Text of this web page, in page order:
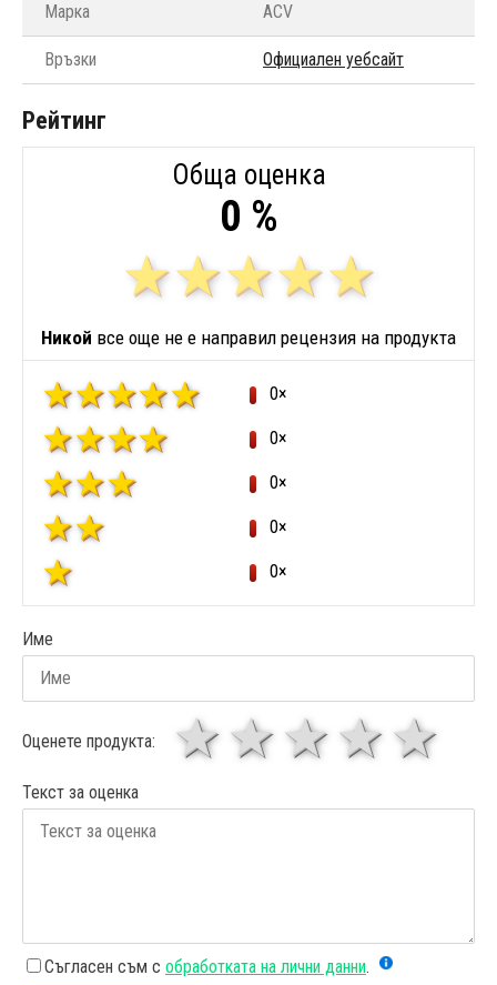
Марка ACV
Връзки Официален уебсайт
Рейтинг
Обща оценка
0 %
Никой все още не е направил рецензия на продукта
0×
0×
0×
0×
0×
Име
Оценете продукта: 4
3
звезди
1 звезда
Текст за оценка
Съгласен съм с обработката на лични данни.